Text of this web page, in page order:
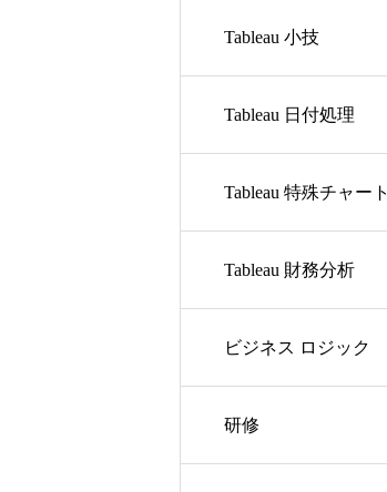
Tableau 小技
Tableau 日付処理
Tableau 特殊チャート
Tableau 財務分析
ビジネス ロジック
研修